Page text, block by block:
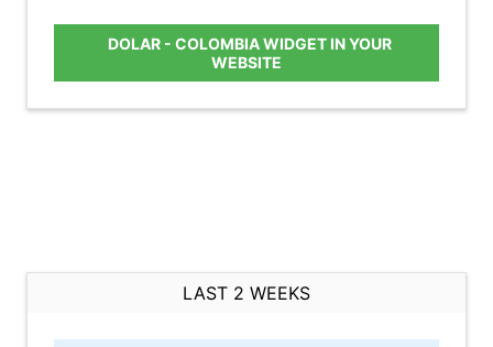
DOLAR - COLOMBIA WIDGET IN YOUR
WEBSITE
LAST 2 WEEKS